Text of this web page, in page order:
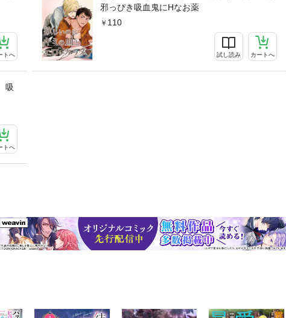
トへ
邪っぴき吸血鬼にHなお薬
110
試し読み カートへ
吸
トへ